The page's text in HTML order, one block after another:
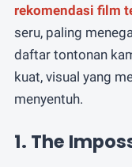
rekomendasi film
seru, paling
daftar tontonan
kuat, visual yang
menyentuh.
1. The